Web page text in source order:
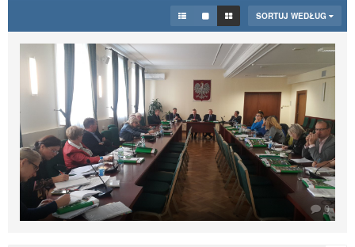
SORTUJ WEDŁUG
0